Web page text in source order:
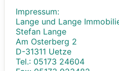
Impressum:
Lange und Lange
Stefan Lange
Am Osterberg 2
D-31311 Uetze
Tel.: 05173 24604